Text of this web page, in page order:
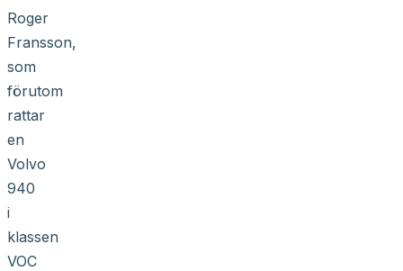
Roger
Fransson,
som
förutom
rattar
en
Volvo
940
i
klassen
VOC